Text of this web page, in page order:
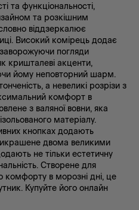
та функціональності,
та розкішним
віддзеркалює
Високий комірець додає
заворожуючи погляди
кришталеві акценти,
йому неповторний шарм.
а невеликі розрізи з
комфорт в
з валяної вовни, яка
матеріалу.
кнопках додають
двома великими
не тільки естетичну
Створене для
комфорту в морозні дні, це
Купуйте його онлайн